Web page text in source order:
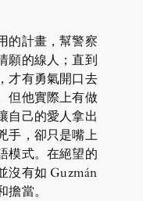
的計畫，幫警察
願的線人；直到
才有勇氣開口去
但他實際上有做
自己的愛人拿出
手，卻只是嘴上
模式。在絕望的
沒有如 Guzmán
當。